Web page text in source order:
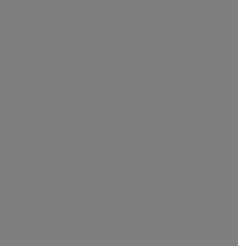
obowiązków. To
relaksu i spokoju, oddechu
mały domek letniskowy warto
odległości ok. 100 km od naszego
o to jest najważniejszy przy